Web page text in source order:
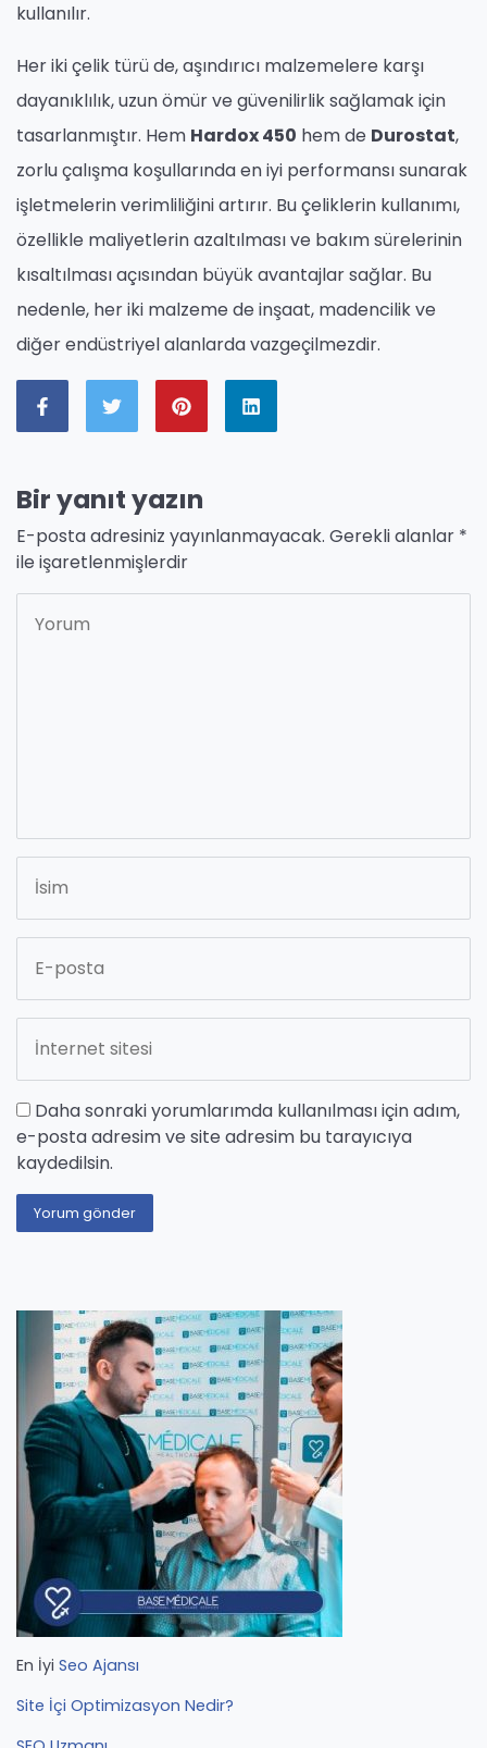
kullanılır.
Her iki çelik türü de, aşındırıcı malzemelere karşı
dayanıklılık, uzun ömür ve güvenilirlik sağlamak için
tasarlanmıştır. Hem Hardox 450 hem de Durostat,
zorlu çalışma koşullarında en iyi performansı sunarak
işletmelerin verimliliğini artırır. Bu çeliklerin kullanımı,
özellikle maliyetlerin azaltılması ve bakım sürelerinin
kısaltılması açısından büyük avantajlar sağlar. Bu
nedenle, her iki malzeme de inşaat, madencilik ve
diğer endüstriyel alanlarda vazgeçilmezdir.
Bir yanıt yazın
E-posta adresiniz yayınlanmayacak. Gerekli alanlar *
ile işaretlenmişlerdir
Daha sonraki yorumlarımda kullanılması için adım,
e-posta adresim ve site adresim bu tarayıcıya
kaydedilsin.
En İyi Seo Ajansı
Site İçi Optimizasyon Nedir?